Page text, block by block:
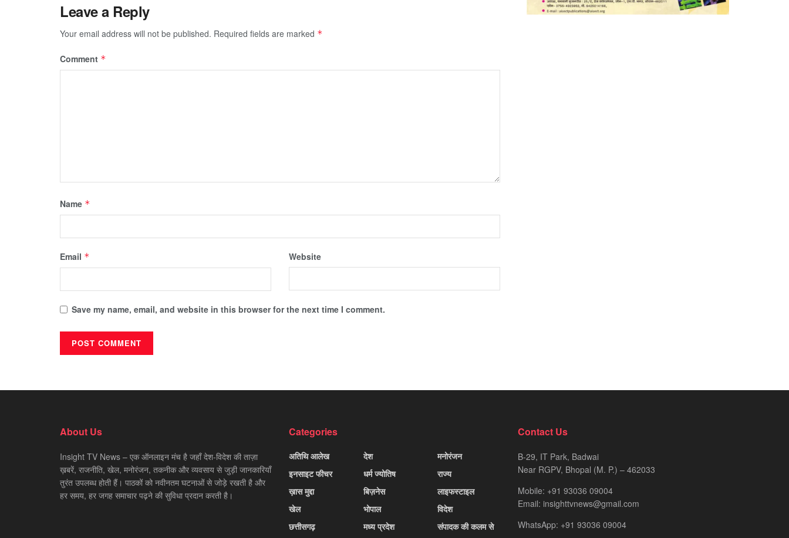
Leave a Reply
Your email address will not be published. Required fields are marked *
Comment *
Name *
Email * Website
Save my name, email, and website in this browser for the next time I comment.
About Us
Insight TV News – एक ऑनलाइन मंच है जहाँ देश-विदेश की ताज़ा
ख़बरें, राजनीति, खेल, मनोरंजन, तकनीक और व्यवसाय से जुड़ी जानकारियाँ
तुरंत उपलब्ध होती हैं। पाठकों को नवीनतम घटनाओं से जोड़े रखती है और
हर समय, हर जगह समाचार पढ़ने की सुविधा प्रदान करती है।
Categories
अतिथि आलेख
इनसाइट फीचर
ख़ास मुद्दा
खेल
छत्तीसगढ़
देश
धर्म ज्योतिष
बिज़नेस
भोपाल
मध्य प्रदेश
मनोरंजन
राज्य
लाइफस्टाइल
विदेश
संपादक की कलम से
Contact Us
B-29, IT Park, Badwai
Near RGPV, Bhopal (M. P.) – 462033
Mobile: +91 93036 09004
Email: insighttvnews@gmail.com
WhatsApp: +91 93036 09004